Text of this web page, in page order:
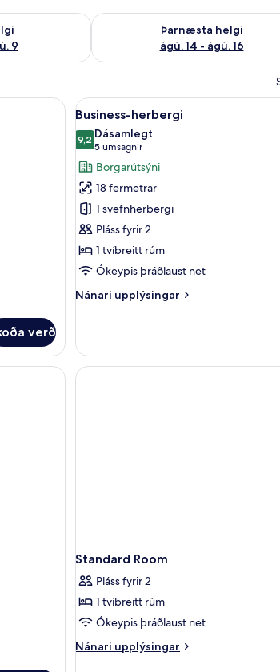
9
ágú. 7 - ágú. 9
Þarnæsta helgi
ágú. 14 - ágú. 16
Athuga framboð þarnæstu helgi
Dúnsængur, míníbar, öryggishólf í herbergi, skrifborð
verð
Skoða
allar
myndir
fyrir
Business-
herbergi
5
Business-herbergi
9,29,2 af 10
Dásamlegt
5 umsagnir
(5
umsagnir)
Borgarútsýni
18 fermetrar
1 svefnherbergi
Pláss fyrir 2
1 tvíbreitt rúm
Ókeypis þráðlaust net
Nánari upplýsingar
Nánari
herbergi
míníbar, öryggishólf í herbergi, skrifborð
Standard Room
Pláss fyrir 2
1 tvíbreitt rúm
Ókeypis þráðlaust net
Nánari upplýsingar
Nánari